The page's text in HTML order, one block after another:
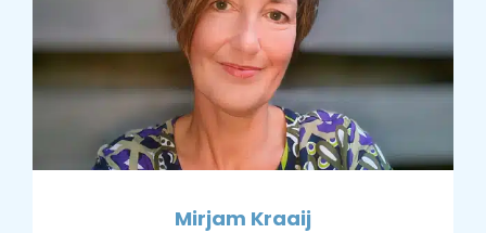
Mirjam Kraaij